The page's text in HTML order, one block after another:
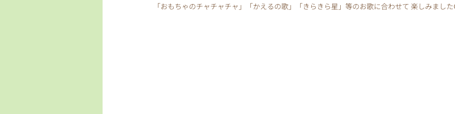
「おもちゃのチャチャチャ」「かえるの歌」「きらきら星」等のお歌に合わせて 楽しみまし